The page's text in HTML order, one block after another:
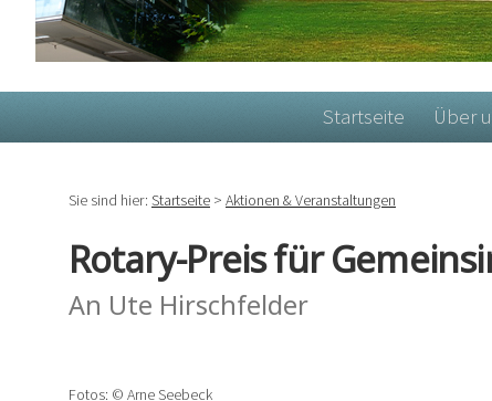
Startseite Über
Sie sind hier: Startseite > Aktionen & Veranstaltungen
Rotary-Preis für
An Ute Hirschfelder
Fotos: © Arne Seebeck